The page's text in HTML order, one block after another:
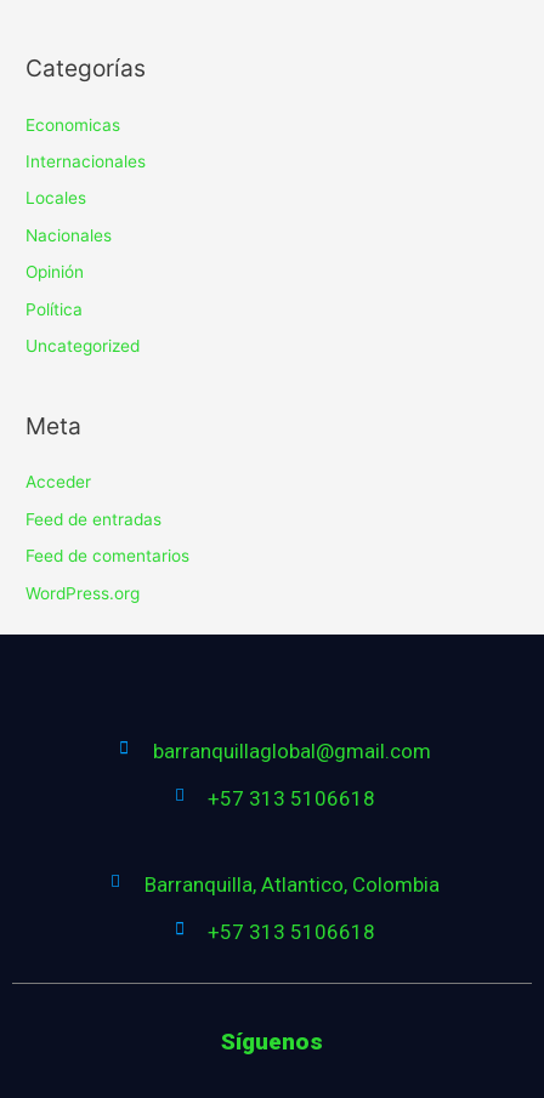
Categorías
Economicas
Internacionales
Locales
Nacionales
Opinión
Política
Uncategorized
Meta
Acceder
Feed de entradas
Feed de comentarios
WordPress.org
barranquillaglobal@gmail.com
+57 313 5106618
Barranquilla, Atlantico, Colombia
+57 313 5106618
Síguenos